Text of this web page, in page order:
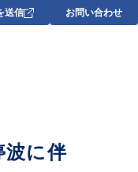
送信 お問い合わせ
波に伴